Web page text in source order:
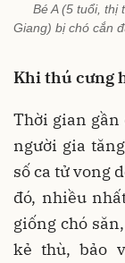
Bé A (5 tuổi, thị
Giang) bị chó cắn
Khi thú cưng
Thời gian gần
người gia
số ca tử vong
đó, nhiều
giống chó
kẻ thù, bảo